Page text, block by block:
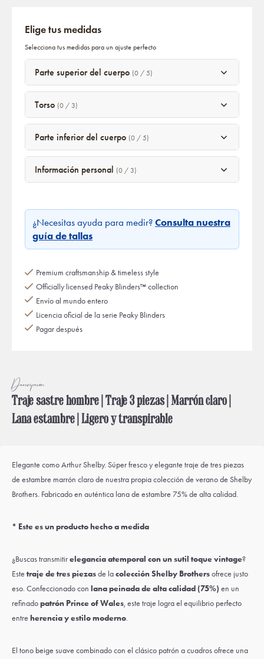
Elige tus medidas
Selecciona tus medidas para un ajuste perfecto
Parte superior del cuerpo (0 / 5)
Torso (0 / 3)
Parte inferior del cuerpo (0 / 5)
Información personal (0 / 3)
¿Necesitas ayuda para medir? Consulta nuestra
guía de tallas
Premium craftsmanship & timeless style
Officially licensed Peaky Blinders™ collection
Envío al mundo entero
Licencia oficial de la serie Peaky Blinders
Pagar después
Descripción
Traje sastre hombre | Traje 3 piezas | Marrón claro |
Lana estambre | Ligero y transpirable
Elegante como Arthur Shelby. Súper fresco y elegante traje de tres piezas
de estambre marrón claro de nuestra propia colección de verano de Shelby
Brothers. Fabricado en auténtica lana de estambre 75% de alta calidad.
* Este es un producto hecho a medida
¿Buscas transmitirelegancia atemporal con un sutil toque vintage?
Este traje de tres piezasde lacolección Shelby Brothersofrece justo
eso. Confeccionado con lana peinada de alta calidad (75%) en un
refinadopatrón Prince of Wales, este traje logra el equilibrio perfecto
entre herencia y estilo moderno.
El tono beige suave combinado con el clásico patrón a cuadros ofrece una